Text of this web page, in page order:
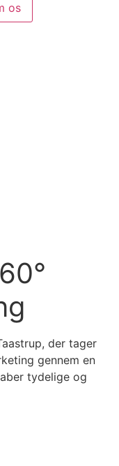
os
der tager
gennem en
tydelige og